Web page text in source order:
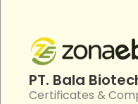
PT. Bala
Certificates &